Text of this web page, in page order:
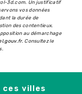
3d.com. Un justificatif
vos données
la durée de
des contentieux.
au démarchage
. Consultez le
ces villes